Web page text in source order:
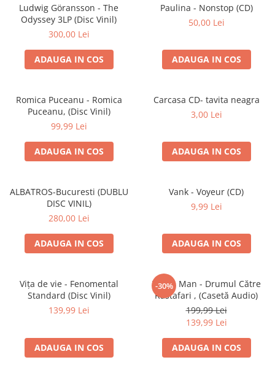
Viniluri Românești
Colecția Electrecord
Ludwig Göransson - The
Odyssey 3LP (Disc Vinil)
300,00 Lei
ADAUGA IN COS
Paulina - Nonstop (CD)
50,00 Lei
ADAUGA IN COS
Romica Puceanu - Romica
Puceanu, (Disc Vinil)
99,99 Lei
ADAUGA IN COS
Carcasa CD- tavita neagra
3,00 Lei
ADAUGA IN COS
ALBATROS-Bucuresti (DUBLU
DISC VINIL)
280,00 Lei
ADAUGA IN COS
Vank - Voyeur (CD)
9,99 Lei
ADAUGA IN COS
Vița de vie - Fenomental
Standard (Disc Vinil)
139,99 Lei
ADAUGA IN COS
-30%
Pacha Man - Drumul Către
Rastafari , (Casetă Audio)
199,99 Lei
139,99 Lei
ADAUGA IN COS